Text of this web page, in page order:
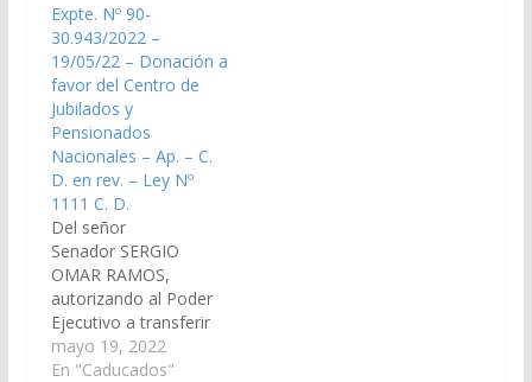
1662 del
departamento de
Rosario de Lerma, con
el cargo de ser
destinado a la
construcción de un
cementerio municipal.
(Expte. Nº 90-
27.725/19, a Comisión
de Legislación General,
…
Expte. Nº 90-
30.943/2022 –
19/05/22 – Donación a
favor del Centro de
Jubilados y
Pensionados
Nacionales – Ap. – C.
D. en rev. – Ley Nº
1111 C. D.
Del señor
Senador SERGIO
OMAR RAMOS,
autorizando al Poder
Ejecutivo a transferir
en carácter de
donación a favor del
mayo 19, 2022
En "Caducados"